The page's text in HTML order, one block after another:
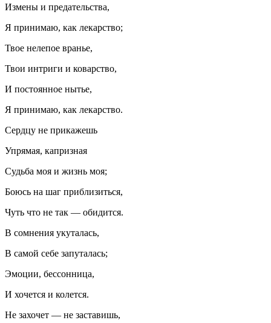
Измены и предательства,
Я принимаю, как лекарство;
Твое нелепое вранье,
Твои интриги и коварство,
И постоянное нытье,
Я принимаю, как лекарство.
Сердцу не прикажешь
Упрямая, капризная
Судьба моя и жизнь моя;
Боюсь на шаг приблизиться,
Чуть что не так — обидится.
В сомнения укуталась,
В самой себе запуталась;
Эмоции, бессонница,
И хочется и колется.
Не захочет — не заставишь,